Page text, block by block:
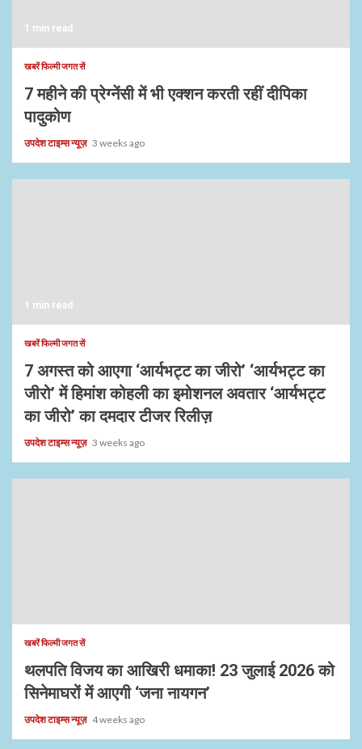
1 min read
खबरें फिल्मी जगत सें
7 महीने की प्रेग्नेंसी में भी एक्शन करती रहीं दीपिका
पादुकोण
उपदेश टाइम्स न्यूज़ 3 weeks ago
1 min read
खबरें फिल्मी जगत सें
7 अगस्त को आएगा ‘आर्यभट्ट का जीरो’ ‘आर्यभट्ट का
जीरो’ में हिमांश कोहली का इमोशनल अवतार ‘आर्यभट्ट
का जीरो’ का दमदार टीजर रिलीज़
उपदेश टाइम्स न्यूज़ 3 weeks ago
खबरें फिल्मी जगत सें
थलपति विजय का आखिरी धमाका! 23 जुलाई 2026 को
सिनेमाघरों में आएगी ‘जना नायगन’
उपदेश टाइम्स न्यूज़ 4 weeks ago